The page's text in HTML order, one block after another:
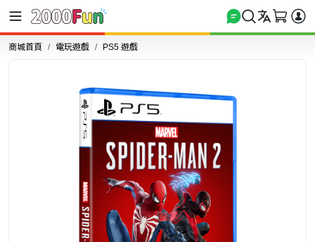
商城首頁 電玩遊戲 PS5 遊戲